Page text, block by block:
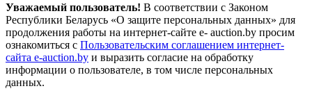
Уважаемый пользователь! В соответствии с Законом
Республики Беларусь «О защите персональных данных» для
продолжения работы на интернет-сайте e- auction.by просим
ознакомиться с Пользовательским соглашением интернет-
сайта e-auction.by и выразить согласие на обработку
информации о пользователе, в том числе персональных
данных.